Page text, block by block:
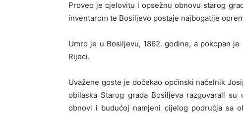
Proveo je cjelovitu i opsežnu obnovu starog
inventarom te Bosiljevo postaje najbogatije
Umro je u Bosiljevu, 1862. godine, a pokopan
Rijeci.
Uvažene goste je dočekao općinski načelnik
obilaska Starog grada Bosiljeva razgovarali
obnovi i budućoj namjeni cijelog područja sa